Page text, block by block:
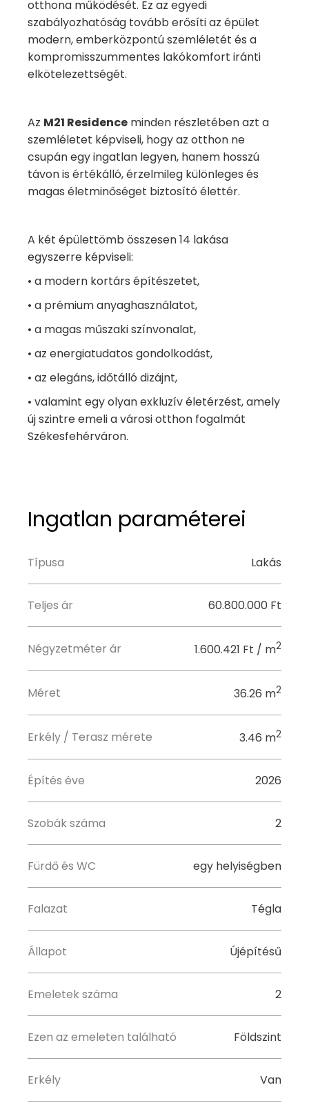
otthona működését. Ez az egyedi
szabályozhatóság tovább erősíti az épület
modern, emberközpontú szemléletét és a
kompromisszummentes lakókomfort iránti
elkötelezettségét.
Az M21 Residence minden részletében azt a
szemléletet képviseli, hogy az otthon ne
csupán egy ingatlan legyen, hanem hosszú
távon is értékálló, érzelmileg különleges és
magas életminőséget biztosító élettér.
A két épülettömb összesen 14 lakása
egyszerre képviseli:
• a modern kortárs építészetet,
• a prémium anyaghasználatot,
• a magas műszaki színvonalat,
• az energiatudatos gondolkodást,
• az elegáns, időtálló dizájnt,
• valamint egy olyan exkluzív életérzést, amely
új szintre emeli a városi otthon fogalmát
Székesfehérváron.
Ingatlan paraméterei
Típusa Lakás
Teljes ár 60.800.000 Ft
Négyzetméter ár 1.600.421 Ft / m2
Méret 36.26 m2
Erkély / Terasz mérete 3.46 m2
Építés éve 2026
Szobák száma 2
Fürdő és WC egy helyiségben
Falazat Tégla
Állapot Újépítésű
Emeletek száma 2
Ezen az emeleten található Földszint
Erkély Van